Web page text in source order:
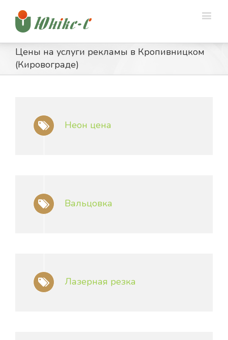
Цены на услуги рекламы в Кропивницком
(Кировограде)
Неон цена
Вальцовка
Лазерная резка